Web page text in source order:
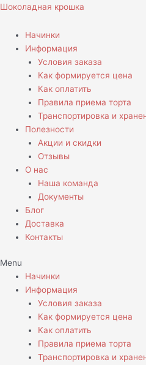
Перейти
содержимому
Шоколадная крошка
Начинки
Информация
Условия заказа
Как формируется цена
Как оплатить
Правила приема торта
Транспортировка и
Полезности
Акции и скидки
Отзывы
О нас
Наша команда
Документы
Блог
Доставка
Контакты
Menu
Начинки
Информация
Условия заказа
Как формируется цена
Как оплатить
Правила приема торта
Транспортировка и